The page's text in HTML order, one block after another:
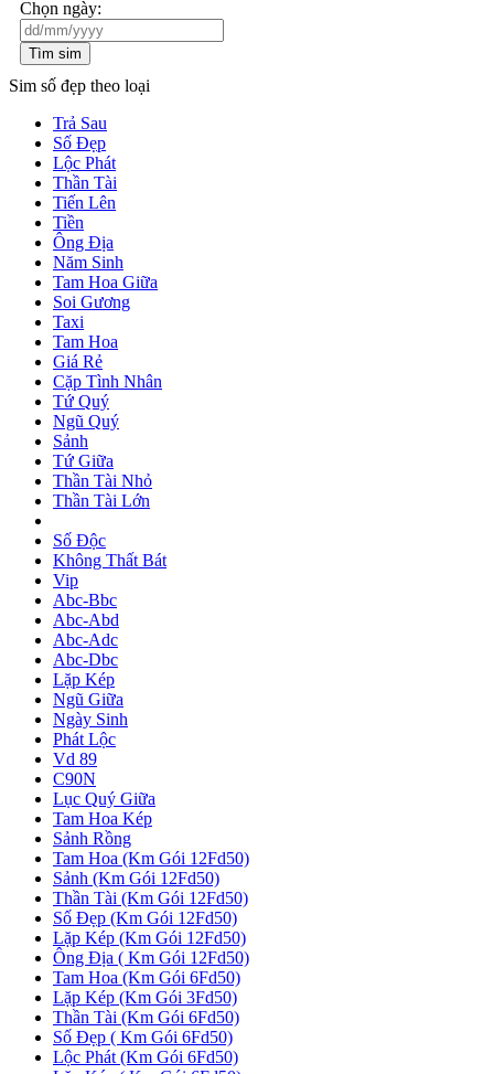
Chọn ngày:
Tìm sim
Sim số đẹp theo loại
Trả Sau
Số Đẹp
Lộc Phát
Thần Tài
Tiến Lên
Tiền
Ông Địa
Năm Sinh
Tam Hoa Giữa
Soi Gương
Taxi
Tam Hoa
Giá Rẻ
Cặp Tình Nhân
Tứ Quý
Ngũ Quý
Sảnh
Tứ Giữa
Thần Tài Nhỏ
Thần Tài Lớn
Số Độc
Không Thất Bát
Vip
Abc-Bbc
Abc-Abd
Abc-Adc
Abc-Dbc
Lặp Kép
Ngũ Giữa
Ngày Sinh
Phát Lộc
Vd 89
C90N
Lục Quý Giữa
Tam Hoa Kép
Sảnh Rồng
Tam Hoa (Km Gói 12Fd50)
Sảnh (Km Gói 12Fd50)
Thần Tài (Km Gói 12Fd50)
Số Đẹp (Km Gói 12Fd50)
Lặp Kép (Km Gói 12Fd50)
Ông Địa ( Km Gói 12Fd50)
Tam Hoa (Km Gói 6Fd50)
Lặp Kép (Km Gói 3Fd50)
Thần Tài (Km Gói 6Fd50)
Số Đẹp ( Km Gói 6Fd50)
Lộc Phát (Km Gói 6Fd50)